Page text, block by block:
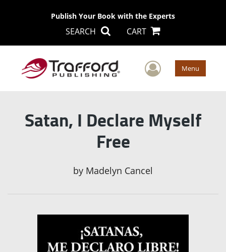
Publish Your Book with the Experts
SEARCH CART
User Menu
Satan, I Declare Myself
Free
by Madelyn Cancel